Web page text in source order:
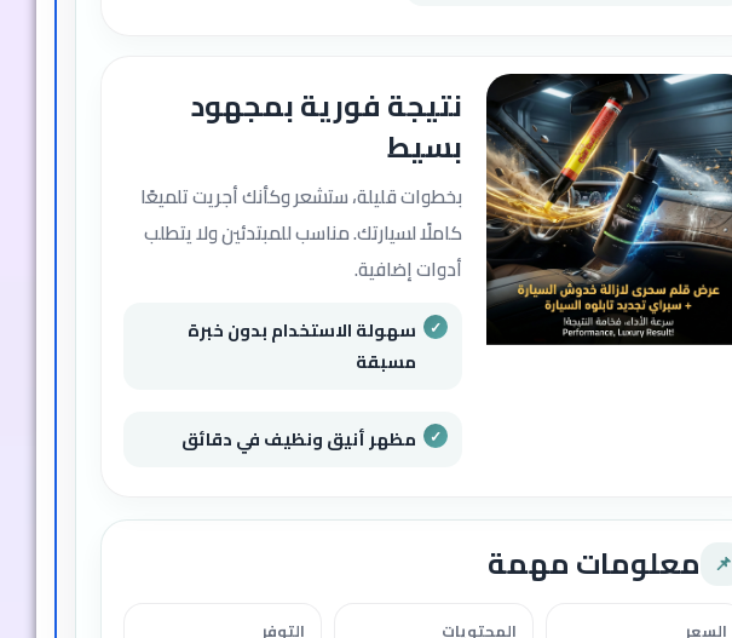
نتيجة فورية بمجهود
بسيط
بخطوات قليلة، ستشعر وكأنك أجريت تلميعًا
كاملًا لسيارتك. مناسب للمبتدئين ولا يتطلب
أدوات إضافية.
سهولة الاستخدام بدون خبرة
مسبقة
مظهر أنيق ونظيف في دقائق
📌 معلومات مهمة
السعر المحتويات التوفر